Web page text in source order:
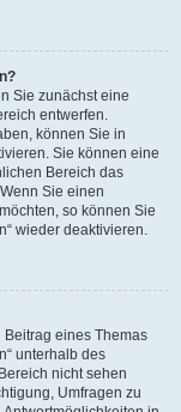
Sie zunächst eine
entwerfen.
können Sie in
Sie können eine
Bereich das
Sie einen
so können Sie
wieder deaktivieren.
eines Themas
unterhalb des
nicht sehen
Umfragen zu